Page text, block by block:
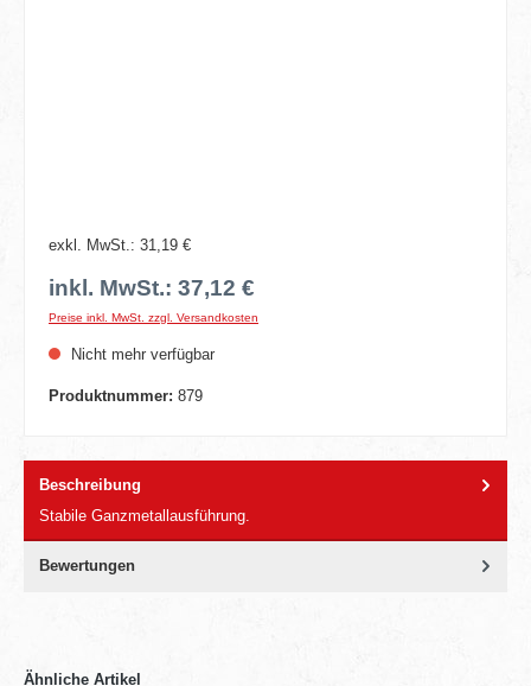
exkl. MwSt.: 31,19 €
inkl. MwSt.: 37,12 €
Preise inkl. MwSt. zzgl. Versandkosten
Nicht mehr verfügbar
Produktnummer: 879
Beschreibung
Stabile Ganzmetallausführung.
Bewertungen
Ähnliche Artikel